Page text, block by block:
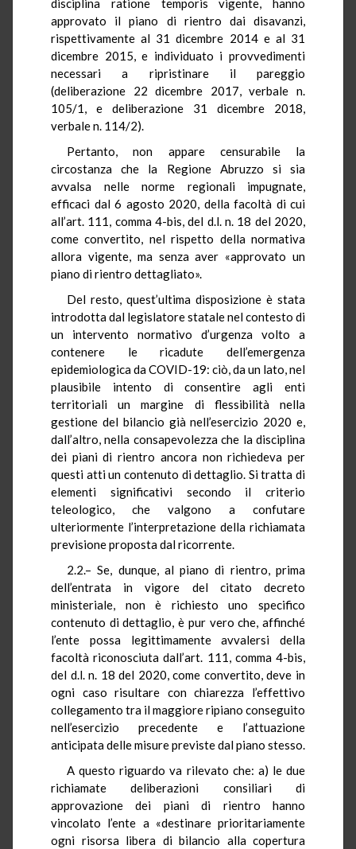
disciplina ratione temporis vigente, hanno
approvato il piano di rientro dai disavanzi,
rispettivamente al 31 dicembre 2014 e al 31
dicembre 2015, e individuato i provvedimenti
necessari a ripristinare il pareggio
(deliberazione 22 dicembre 2017, verbale n.
105/1, e deliberazione 31 dicembre 2018,
verbale n. 114/2).
Pertanto, non appare censurabile la
circostanza che la Regione Abruzzo si sia
avvalsa nelle norme regionali impugnate,
efficaci dal 6 agosto 2020, della facoltà di cui
all’art. 111, comma 4-bis, del d.l. n. 18 del 2020,
come convertito, nel rispetto della normativa
allora vigente, ma senza aver «approvato un
piano di rientro dettagliato».
Del resto, quest’ultima disposizione è stata
introdotta dal legislatore statale nel contesto di
un intervento normativo d’urgenza volto a
contenere le ricadute dell’emergenza
epidemiologica da COVID-19: ciò, da un lato, nel
plausibile intento di consentire agli enti
territoriali un margine di flessibilità nella
gestione del bilancio già nell’esercizio 2020 e,
dall’altro, nella consapevolezza che la disciplina
dei piani di rientro ancora non richiedeva per
questi atti un contenuto di dettaglio. Si tratta di
elementi significativi secondo il criterio
teleologico, che valgono a confutare
ulteriormente l’interpretazione della richiamata
previsione proposta dal ricorrente.
2.2.– Se, dunque, al piano di rientro, prima
dell’entrata in vigore del citato decreto
ministeriale, non è richiesto uno specifico
contenuto di dettaglio, è pur vero che, affinché
l’ente possa legittimamente avvalersi della
facoltà riconosciuta dall’art. 111, comma 4-bis,
del d.l. n. 18 del 2020, come convertito, deve in
ogni caso risultare con chiarezza l’effettivo
collegamento tra il maggiore ripiano conseguito
nell’esercizio precedente e l’attuazione
anticipata delle misure previste dal piano stesso.
A questo riguardo va rilevato che: a) le due
richiamate deliberazioni consiliari di
approvazione dei piani di rientro hanno
vincolato l’ente a «destinare prioritariamente
ogni risorsa libera di bilancio alla copertura